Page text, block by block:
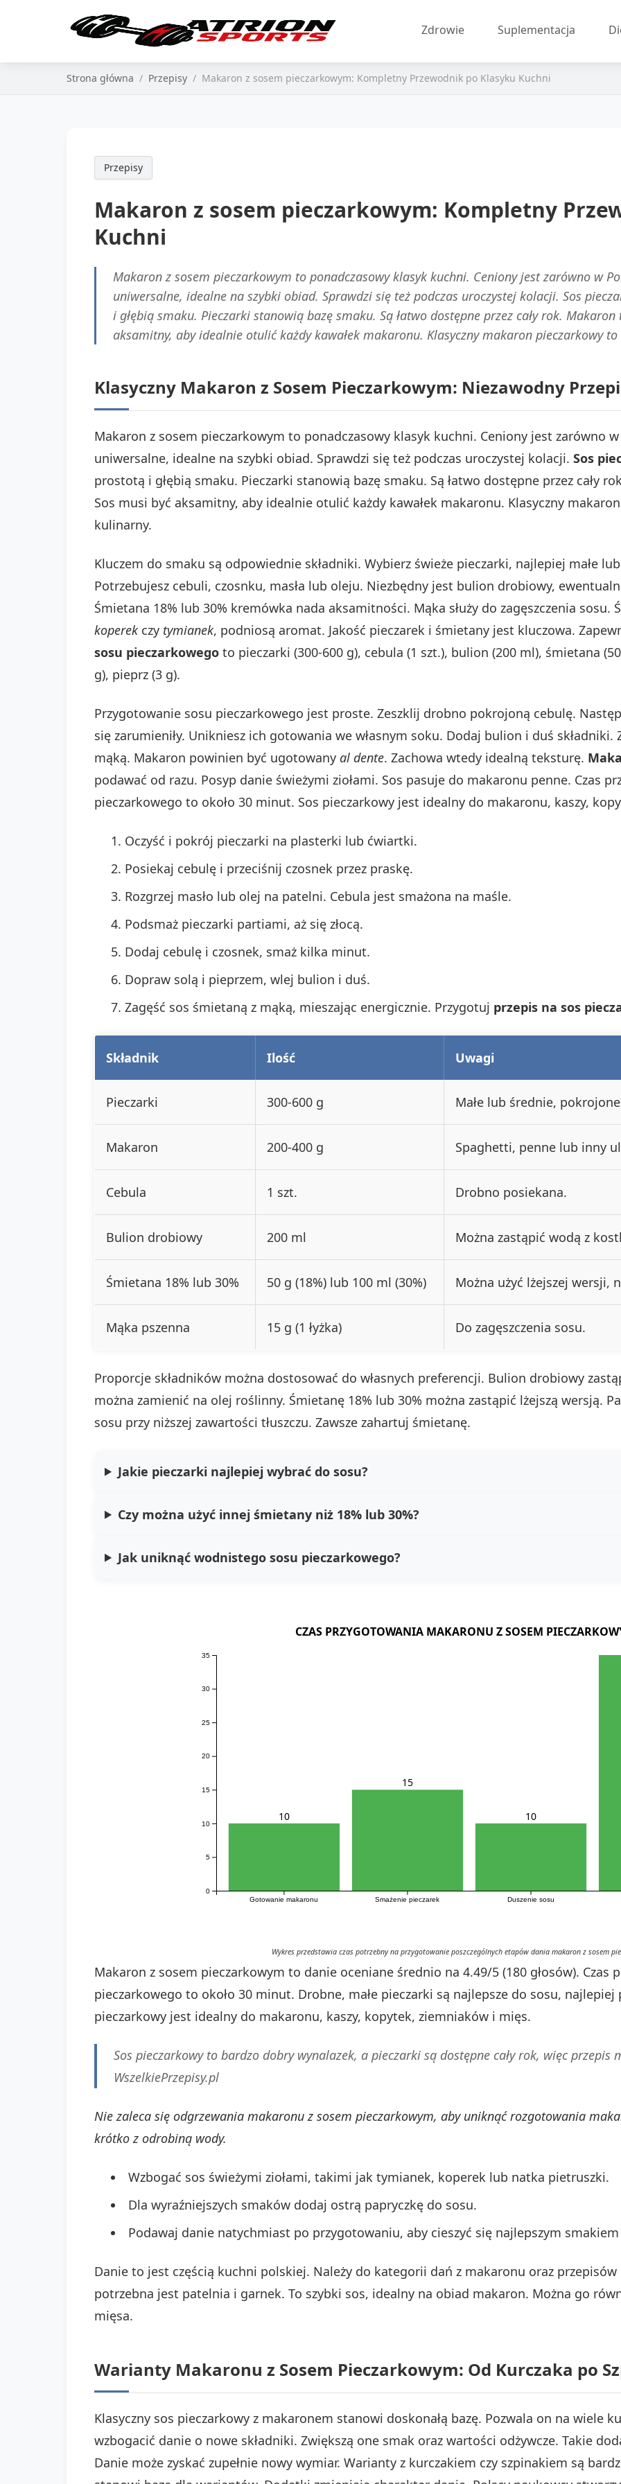
Zdrowie Suplementacja
Strona główna Przepisy Makaron z sosem pieczarkowym: Kompletny Przewodnik po Klasyku Kuchni
Przepisy
Makaron z sosem pieczarkowym: Kompletny
Kuchni
Makaron z sosem pieczarkowym to ponadczasowy klasyk kuchni. Ceniony jest zarówno w
uniwersalne, idealne na szybki obiad. Sprawdzi się też podczas uroczystej kolacji. Sos
i głębią smaku. Pieczarki stanowią bazę smaku. Są łatwo dostępne przez cały rok.
aksamitny, aby idealnie otulić każdy kawałek makaronu. Klasyczny makaron pieczarkowy
Klasyczny Makaron z Sosem Pieczarkowym: Niezawodny
Makaron z sosem pieczarkowym to ponadczasowy klasyk kuchni. Ceniony jest zarówno
uniwersalne, idealne na szybki obiad. Sprawdzi się też podczas uroczystej kolacji. Sos
prostotą i głębią smaku. Pieczarki stanowią bazę smaku. Są łatwo dostępne przez cały
Sos musi być aksamitny, aby idealnie otulić każdy kawałek makaronu. Klasyczny
kulinarny.
Kluczem do smaku są odpowiednie składniki. Wybierz świeże pieczarki, najlepiej małe
Potrzebujesz cebuli, czosnku, masła lub oleju. Niezbędny jest bulion drobiowy,
Śmietana 18% lub 30% kremówka nada aksamitności. Mąka służy do zagęszczenia sosu.
koperek czy tymianek, podniosą aromat. Jakość pieczarek i śmietany jest kluczowa.
sosu pieczarkowego to pieczarki (300-600 g), cebula (1 szt.), bulion (200 ml), śmietana
g), pieprz (3 g).
Przygotowanie sosu pieczarkowego jest proste. Zeszklij drobno pokrojoną cebulę.
się zarumieniły. Unikniesz ich gotowania we własnym soku. Dodaj bulion i duś
mąką. Makaron powinien być ugotowany al dente. Zachowa wtedy idealną teksturę.
podawać od razu. Posyp danie świeżymi ziołami. Sos pasuje do makaronu penne. Czas
pieczarkowego to około 30 minut. Sos pieczarkowy jest idealny do makaronu, kaszy,
Oczyść i pokrój pieczarki na plasterki lub ćwiartki.
Posiekaj cebulę i przeciśnij czosnek przez praskę.
Rozgrzej masło lub olej na patelni. Cebula jest smażona na maśle.
Podsmaż pieczarki partiami, aż się złocą.
Dodaj cebulę i czosnek, smaż kilka minut.
Dopraw solą i pieprzem, wlej bulion i duś.
Zagęść sos śmietaną z mąką, mieszając energicznie. Przygotuj przepis na sos
Składnik Ilość Uwagi
Pieczarki 300-600 g Małe lub średnie,
Makaron 200-400 g Spaghetti, penne lub inny
Cebula 1 szt. Drobno posiekana.
Bulion drobiowy 200 ml Można zastąpić wodą z
Śmietana 18% lub 30% 50 g (18%) lub 100 ml (30%) Można użyć lżejszej wersji,
Mąka pszenna 15 g (1 łyżka) Do zagęszczenia sosu.
Proporcje składników można dostosować do własnych preferencji. Bulion drobiowy
można zamienić na olej roślinny. Śmietanę 18% lub 30% można zastąpić lżejszą wersją.
sosu przy niższej zawartości tłuszczu. Zawsze zahartuj śmietanę.
Jakie pieczarki najlepiej wybrać do sosu?
Czy można użyć innej śmietany niż 18% lub 30%?
Jak uniknąć wodnistego sosu pieczarkowego?
CZAS PRZYGOTOWANIA MAKARONU Z SOSEM
Gotowanie makaronu Smażenie pieczarek Duszenie sosu
0
5
10
15
20
25
30
35
10
15
10
Wykres przedstawia czas potrzebny na przygotowanie poszczególnych etapów dania makaron z sosem
Makaron z sosem pieczarkowym to danie oceniane średnio na 4.49/5 (180 głosów). Czas
pieczarkowego to około 30 minut. Drobne, małe pieczarki są najlepsze do sosu,
pieczarkowy jest idealny do makaronu, kaszy, kopytek, ziemniaków i mięs.
Sos pieczarkowy to bardzo dobry wynalazek, a pieczarki są dostępne cały rok, więc przepis
WszelkiePrzepisy.pl
Nie zaleca się odgrzewania makaronu z sosem pieczarkowym, aby uniknąć rozgotowania
krótko z odrobiną wody.
Wzbogać sos świeżymi ziołami, takimi jak tymianek, koperek lub natka pietruszki.
Dla wyraźniejszych smaków dodaj ostrą papryczkę do sosu.
Podawaj danie natychmiast po przygotowaniu, aby cieszyć się najlepszym
Danie to jest częścią kuchni polskiej. Należy do kategorii dań z makaronu oraz
potrzebna jest patelnia i garnek. To szybki sos, idealny na obiad makaron. Można go
mięsa.
Warianty Makaronu z Sosem Pieczarkowym: Od Kurczaka po
Klasyczny sos pieczarkowy z makaronem stanowi doskonałą bazę. Pozwala on na wiele
wzbogacić danie o nowe składniki. Zwiększą one smak oraz wartości odżywcze. Takie
Danie może zyskać zupełnie nowy wymiar. Warianty z kurczakiem czy szpinakiem są